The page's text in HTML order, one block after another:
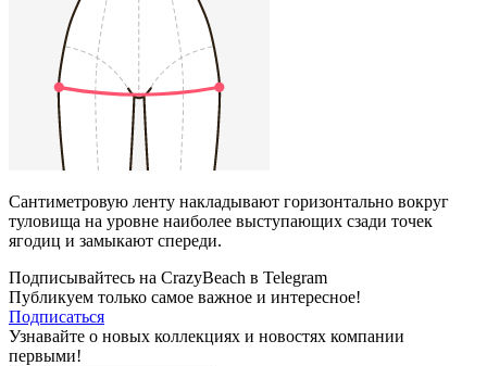
Сантиметровую ленту накладывают горизонтально вокруг
туловища на уровне наиболее выступающих сзади точек
ягодиц и замыкают спереди.
Подписывайтесь на CrazyBeach в Telegram
Публикуем только самое важное и интересное!
Подписаться
Узнавайте о новых коллекциях и новостях компании
первыми!